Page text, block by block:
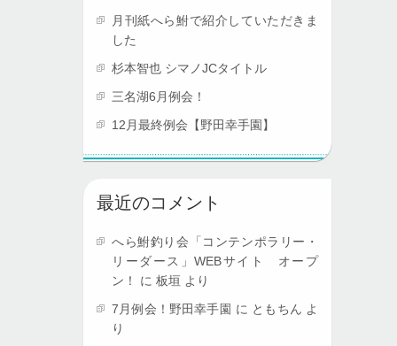
月刊紙へら鮒で紹介していただきま
した
杉本智也 シマノJCタイトル
三名湖6月例会！
12月最終例会【野田幸手園】
最近のコメント
へら鮒釣り会「コンテンポラリー・
リーダース」WEBサイト オープ
ン！
に 板垣 より
7月例会！野田幸手園 に ともちん よ
り